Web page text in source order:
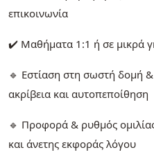
επικοινωνία
✔️ Μαθήματα 1:1 ή σε μικρά
🔹 Εστίαση στη σωστή δομή
ακρίβεια και αυτοπεποίθηση
🔹 Προφορά & ρυθμός
και άνετης εκφοράς λόγου